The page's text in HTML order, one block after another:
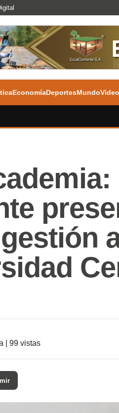
EconomíaDeportesMundo
| 99 vistas